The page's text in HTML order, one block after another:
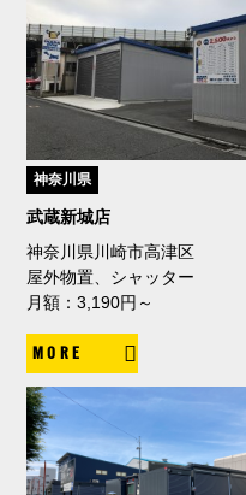
神奈川県
武蔵新城店
神奈川県川崎市高津区
屋外物置、シャッター
月額：3,190円～
MORE